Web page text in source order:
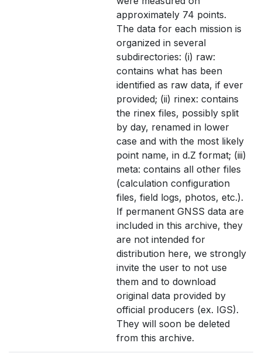
approximately 74 points.
The data for each mission is
organized in several
subdirectories: (i) raw:
contains what has been
identified as raw data, if ever
provided; (ii) rinex: contains
the rinex files, possibly split
by day, renamed in lower
case and with the most likely
point name, in d.Z format; (iii)
meta: contains all other files
(calculation configuration
files, field logs, photos, etc.).
If permanent GNSS data are
included in this archive, they
are not intended for
distribution here, we strongly
invite the user to not use
them and to download
original data provided by
official producers (ex. IGS).
They will soon be deleted
from this archive.